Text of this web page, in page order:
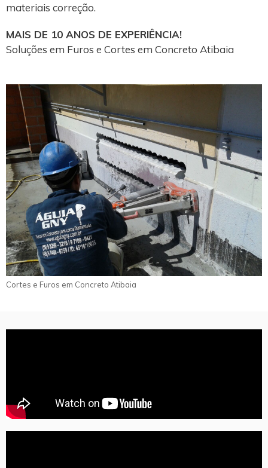
materiais correção.
MAIS DE 10 ANOS DE EXPERIÊNCIA!
Soluções em Furos e Cortes em Concreto Atibaia
Cortes e Furos em Concreto Atibaia